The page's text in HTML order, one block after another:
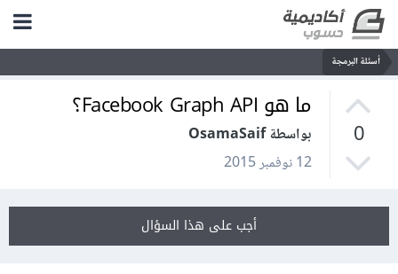
أسئلة البرمجة
0
ما هو Facebook Graph API؟
بواسطة OsamaSaif
12 نوفمبر 2015
أجب على هذا السؤال